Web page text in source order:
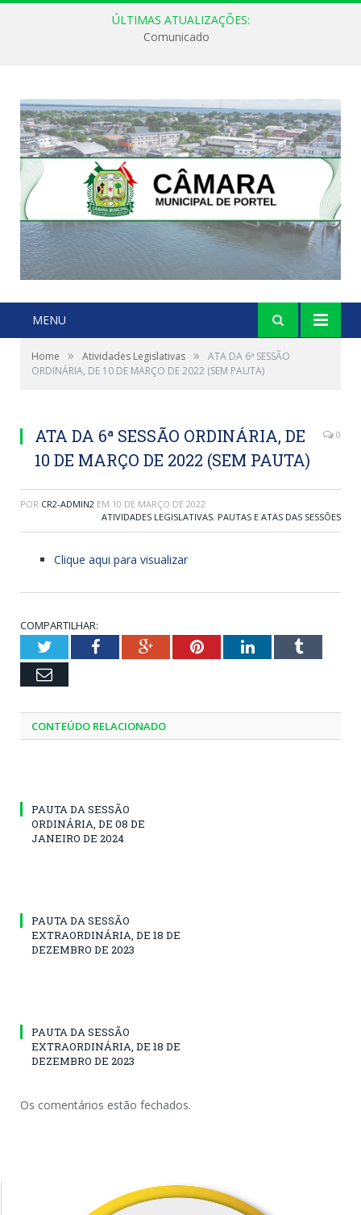
ÚLTIMAS ATUALIZAÇÕES:
Comunicado
MENU
Home » Atividades Legislativas »
ATA DA 6ª SESSÃO
ORDINÁRIA, DE 10 DE MARÇO DE 2022 (SEM PAUTA)
ATA DA 6ª SESSÃO ORDINÁRIA, DE
10 DE MARÇO DE 2022 (SEM PAUTA)
0
POR CR2-ADMIN2 EM 10 DE MARÇO DE 2022
ATIVIDADES LEGISLATIVAS, PAUTAS E ATAS DAS SESSÕES
Clique aqui para visualizar
COMPARTILHAR:
TwitterFacebookGoogle+PinterestLinkedInTumblr
Email
CONTEÚDO RELACIONADO
PAUTA DA SESSÃO
ORDINÁRIA, DE 08 DE
JANEIRO DE 2024
PAUTA DA SESSÃO
EXTRAORDINÁRIA, DE 18 DE
DEZEMBRO DE 2023
PAUTA DA SESSÃO
EXTRAORDINÁRIA, DE 18 DE
DEZEMBRO DE 2023
Os comentários estão fechados.